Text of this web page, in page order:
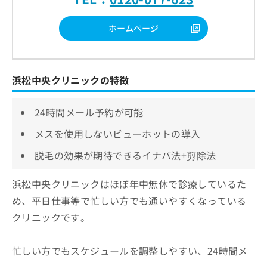
ホームページ
浜松中央クリニックの特徴
24時間メール予約が可能
メスを使用しないビューホットの導入
脱毛の効果が期待できるイナバ法+剪除法
浜松中央クリニックはほぼ年中無休で診療しているた
め、平日仕事等で忙しい方でも通いやすくなっている
クリニックです。
忙しい方でもスケジュールを調整しやすい、24時間メ